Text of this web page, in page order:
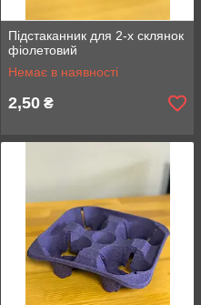
Підстаканник для 2-х склянок
фіолетовий
Немає в наявності
2,50 ₴